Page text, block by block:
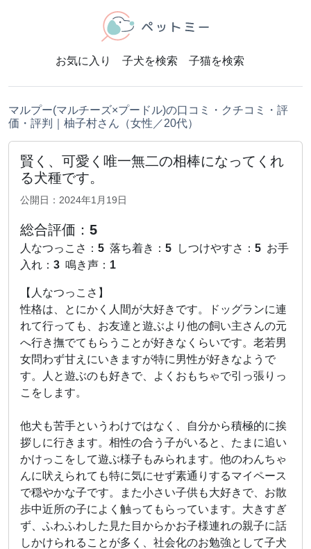
お気に入り 子犬を検索 子猫を検索
マルプー(マルチーズ×プードル)の口コミ・クチコミ・評
価・評判｜柚子村さん（女性／20代）
賢く、可愛く唯一無二の相棒になってくれ
る犬種です。
公開日：2024年1月19日
総合評価： 5
人なつっこさ： 5 落ち着き： 5 しつけやすさ： 5 お手
入れ： 3 鳴き声： 1
【人なつっこさ】
性格は、とにかく人間が大好きです。ドッグランに連
れて行っても、お友達と遊ぶより他の飼い主さんの元
へ行き撫でてもらうことが好きなくらいです。老若男
女問わず甘えにいきますが特に男性が好きなようで
す。人と遊ぶのも好きで、よくおもちゃで引っ張りっ
こをします。
他犬も苦手というわけではなく、自分から積極的に挨
拶しに行きます。相性の合う子がいると、たまに追い
かけっこをして遊ぶ様子もみられます。他のわんちゃ
んに吠えられても特に気にせず素通りするマイペース
で穏やかな子です。また小さい子供も大好きで、お散
歩中近所の子によく触ってもらっています。大きすぎ
ず、ふわふわした見た目からかお子様連れの親子に話
しかけられることが多く、社会化のお勉強として子犬